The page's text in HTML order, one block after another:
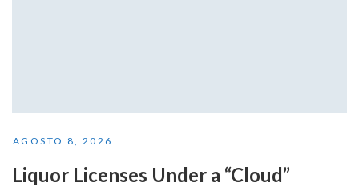
AGOSTO 8, 2026
Liquor Licenses Under a “Cloud”